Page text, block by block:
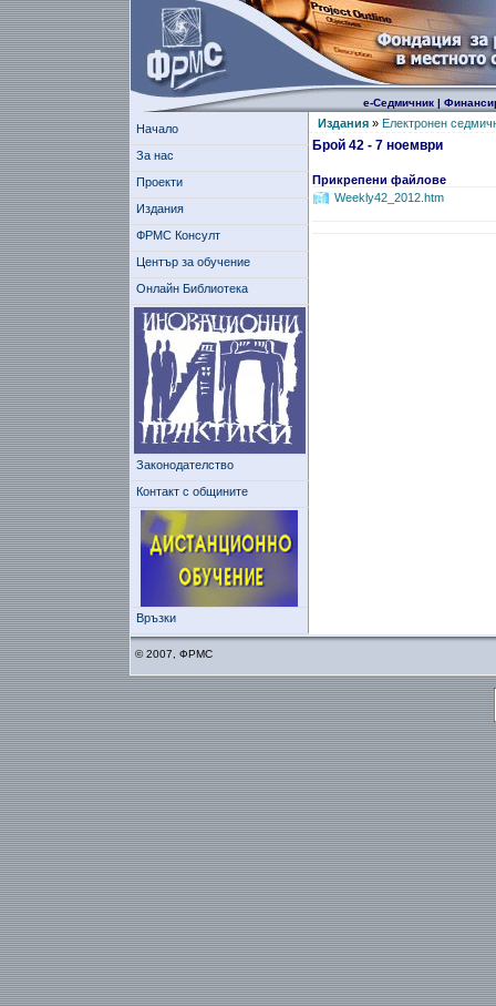
е-Седмичник|
Начало
За нас
Проекти
Издания
ФРМС Консулт
Център за обучение
Онлайн Библиотека
Законодателство
Контакт с общините
Връзки
Издания» Електронен
Брой 42 - 7 ноември
Прикрепени файлове
Weekly42_2012.htm
© 2007, ФРМС